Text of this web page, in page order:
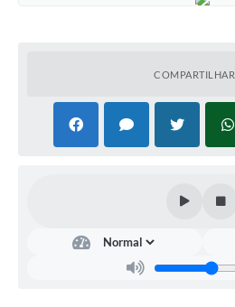
COMPARTILHAR